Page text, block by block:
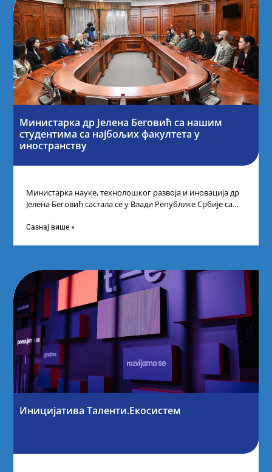
Министарка др Јелена Беговић са нашим
студентима са најбољих факултета у
иностранству
Министарка науке, технолошког развоја и иновација др
Јелена Беговић састала се у Влади Републике Србије са
Сазнај више »
Иницијатива Таленти.Екосистем